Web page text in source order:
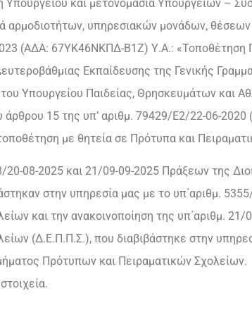
και μετονομασία Υπουργείων –
αρμοδιοτήτων, υπηρεσιακών μονάδων,
(ΑΔΑ: 67ΥΚ46ΝΚΠΔ-Β1Ζ) Υ.Α.: «Τοποθέτηση
Εκπαίδευσης της Γενικής
Υπουργείου Παιδείας, Θρησκευμάτων και
άρθρου 15 της υπ’ αριθμ. 79429/Ε2/22-06-2020
με θητεία σε Πρότυπα και
08-2025 και 21/09-09-2025 Πράξεων της
στην υπηρεσία μας με το υπ΄αριθμ.
και την ανακοινοποίηση της υπ΄αριθμ.
(Δ.Ε.Π.Π.Σ.), που διαβιβάστηκε στην
Πρότυπων και Πειραματικών Σχολείων.